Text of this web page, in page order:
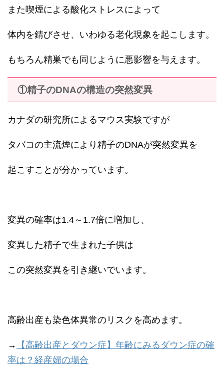
また喫煙による酸化ストレスによって
体内を錆びさせ、いわゆる老化現象を起こします。
もちろん精巣でも同じように悪影響を与えます。
①精子のDNAの構造の突然変異
カナダの研究所によるマウス実験ですが
タバコの主流煙により精子のDNAが突然変異を
起こすことが分かっています。
変異の確率は1.4～1.7倍に増加し、
変異した精子で生まれた子供は
この突然変異を引き継いでいます。
高齢出産も染色体異常のリスクを高めます。
→
【高齢出産とダウン症】年齢にみるダウン症の確
率は？経産婦の場合